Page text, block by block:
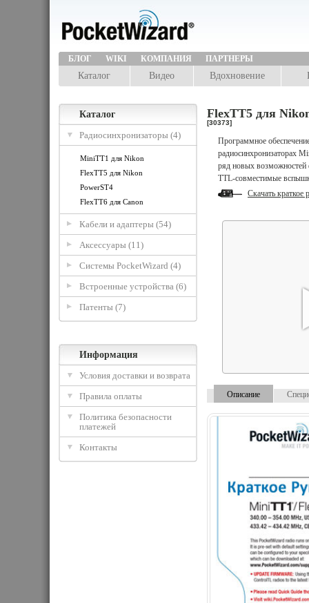
БЛОГ WIKI КОМПАНИЯ ПАРТНЕРЫ
Каталог Видео Вдохновение
Каталог
Радиосинхронизаторы (4)
MiniTT1 для Nikon
FlexTT5 для Nikon
PowerST4
FlexTT6 для Canon
Кабели и адаптеры (54)
Аксессуары (11)
Системы PocketWizard (4)
Встроенные устройства (6)
Патенты (7)
Информация
Условия доставки и возврата
Правила оплаты
Политика безопасности
платежей
Контакты
FlexTT5 для
[30373]
Программное
радиосинхронизаторах
ряд новых
TTL-совместимые
Скачать краткое
Описание